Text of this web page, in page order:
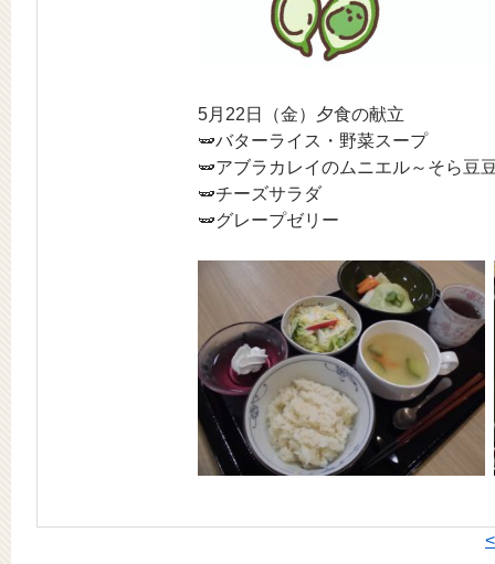
5月22日（金）夕食の献立
🫛バターライス・野菜スープ
🫛アブラカレイのムニエル～そら豆
🫛チーズサラダ
🫛グレープゼリー